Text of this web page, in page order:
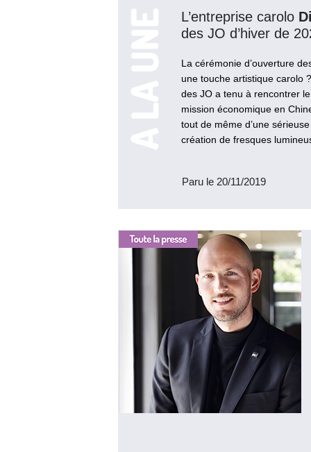
L’entreprise carolo
des JO d’hiver de
La cérémonie d’ouverture
une touche artistique carolo
des JO a tenu à rencontrer
mission économique en
tout de même d’une
création de fresques
Paru le 20/11/2019